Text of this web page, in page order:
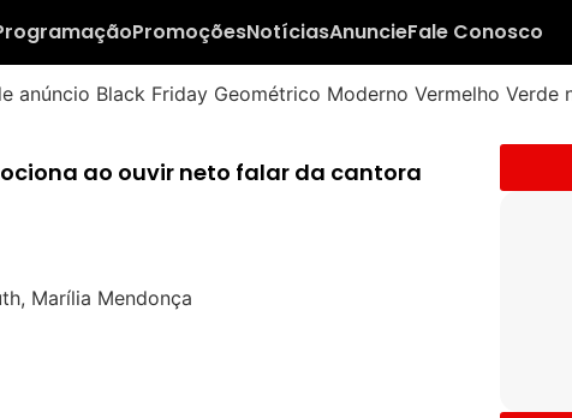
PromoçõesNotíciasAnuncieFale Conosco
ao ouvir neto falar da cantora